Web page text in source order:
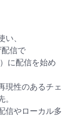
、
信で
に配信を始め
現性のあるチェ
信やローカル多